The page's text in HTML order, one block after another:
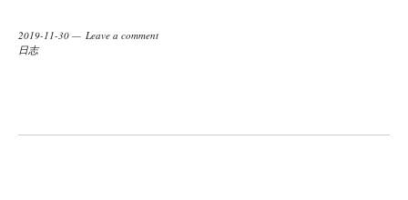
2019-11-30
Leave a comment
日志